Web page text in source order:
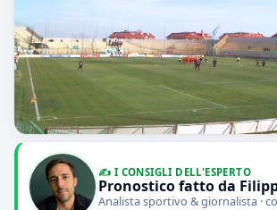
✍️ I CONSIGLI DELL'ESPERTO
Pronostico fatto da
Analista sportivo & giornalista ·